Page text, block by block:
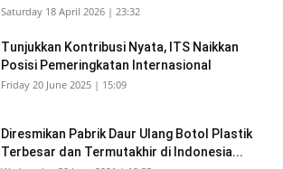
Saturday 18 April 2026 | 23:32
Tunjukkan Kontribusi Nyata, ITS Naikkan
Posisi Pemeringkatan Internasional
Friday 20 June 2025 | 15:09
Diresmikan Pabrik Daur Ulang Botol Plastik
Terbesar dan Termutakhir di Indonesia...